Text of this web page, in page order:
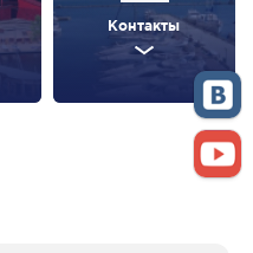
Контакты